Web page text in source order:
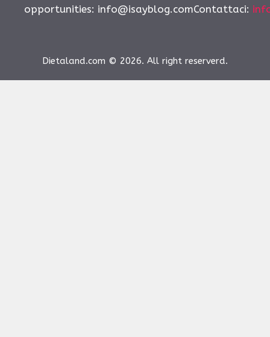
opportunities: info@isayblog.comContattaci:
Dietaland.com © 2026. All right reserverd.